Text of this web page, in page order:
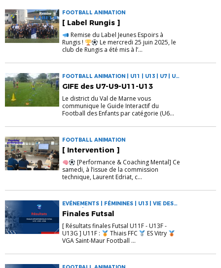
FOOTBALL ANIMATION
[ Label Rungis ]
Remise du Label Jeunes Espoirs à
Rungis !
Le mercredi 25 juin 2025, le
club de Rungis a été mis à l’...
FOOTBALL ANIMATION | U11 | U13 | U7 | U9 |
VIE DES CLUBS
GIFE des U7-U9-U11-U13
Le district du Val de Marne vous
communique le Guide Interactif du
Football des Enfants par catégorie (U6...
FOOTBALL ANIMATION
[ Intervention ]
[Performance & Coaching Mental] Ce
samedi, à l’issue de la commission
technique, Laurent Edriat, c...
EVÉNEMENTS | FÉMININES | U13 | VIE DES
CLUBS | VIE DU DISTRICT
Finales Futsal
[ Résultats finales Futsal U11F - U13F -
U13G ] U11F :
Thiais FFC
ES Vitry
VGA Saint-Maur Football ...